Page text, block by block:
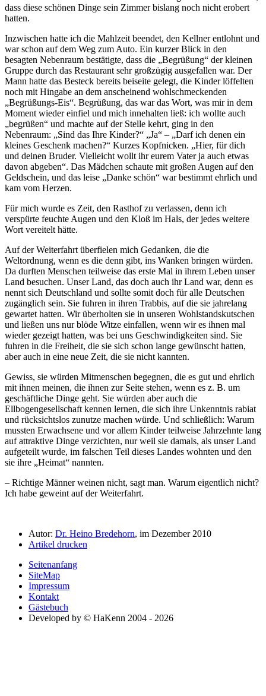
dass diese schönen Dinge sein Zimmer bislang noch nicht erobert
hatten.
Inzwischen hatte ich die Mahlzeit beendet, den Kellner entlohnt und
war schon auf dem Weg zum Auto. Ein kurzer Blick in den
besagten Nebenraum bestätigte, dass die
Begrüßung
der kleinen
Gruppe durch das Restaurant sehr großzügig ausgefallen war. Der
Mann hatte das Besteck bereits beiseite gelegt, die Kinder löffelten
noch mit Hingabe an dem anscheinend wohlschmeckenden
Begrüßungs-Eis . Begrüßung, das war das Wort, was mir in dem
Moment wieder einfiel und mich innehalten ließ: ich wollte auch
begrüßen
und machte auf der Stelle kehrt, ging in den
Nebenraum:
Sind das Ihre Kinder? Ja –
Darf ich denen ein
kleines Geschenk machen?
Kurzes Kopfnicken.
Hier, für dich
und deinen Bruder. Vielleicht wollt ihr eurem Vater ja auch etwas
davon abgeben . Das Mädchen schaute mit großen Augen auf den
Geldschein, und das leise
Danke schön
war bestimmt ehrlich und
kam vom Herzen.
Für mich wurde es Zeit, den Rasthof zu verlassen, denn ich
verspürte feuchte Augen und den Kloß im Hals, der jedes weitere
Wort vereitelt hätte.
Auf der Weiterfahrt überfielen mich Gedanken, die die
Weltordnung, wenn es die denn gibt, ins Wanken bringen würden.
Da durften Menschen teilweise das erste Mal in ihrem Leben unser
Land besuchen. Unser Land, das doch auch ihr Land war, denn es
nennt sich Deutschland und sollte somit doch für alle Deutschen
zugänglich sein. Sie fuhren in ihren Trabbis, auf die sie jahrelang
gewartet hatten. Wir überholten sie in unseren Wohlstandskutschen
und ließen uns nur blöde Witze einfallen, wenn wir es ihnen mal
wieder gezeigt hatten, was bei uns Geschwindigkeiten sind. Sie
fuhren in die Freiheit, die sie sich schon lange gewünscht hatten,
aber auch in eine neue Zeit, die sie nicht kannten.
Gewiss, sie würden Mitmenschen begegnen, die es gut und ehrlich
mit ihnen meinen, die ihnen zur Seite stehen, wenn es z. B. um
geschäftliche Dinge geht. Sie würden aber auch die
Ellbogengesellschaft kennen lernen, die sich ihre Unkenntnis rabiat
und rücksichtslos zunutze machen würde. Und schließlich: Warum
mussten Erwachsene und vor allem Kinder teilweise Jahrzehnte lang
auf attraktive Dinge verzichten, nur weil sie damals, als unser Land
aufgeteilt wurde, im falschen Teil dieses Landes wohnten und den
sie ihre
Heimat
nannten.
– Richtige Männer weinen nicht, sagt man. Warum eigentlich nicht?
Ich habe geweint auf der Weiterfahrt.
Autor: Dr. Heino Bredehorn, im Dezember 2010
Artikel drucken
Seitenanfang
SiteMap
Impressum
Kontakt
Gästebuch
Developed by © HaKenn 2004 - 2026